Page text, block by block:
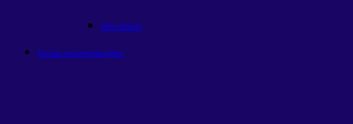
Alfa Global
Outras recomendações